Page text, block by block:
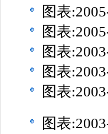
图表
图表
图表
图表
图表
图表